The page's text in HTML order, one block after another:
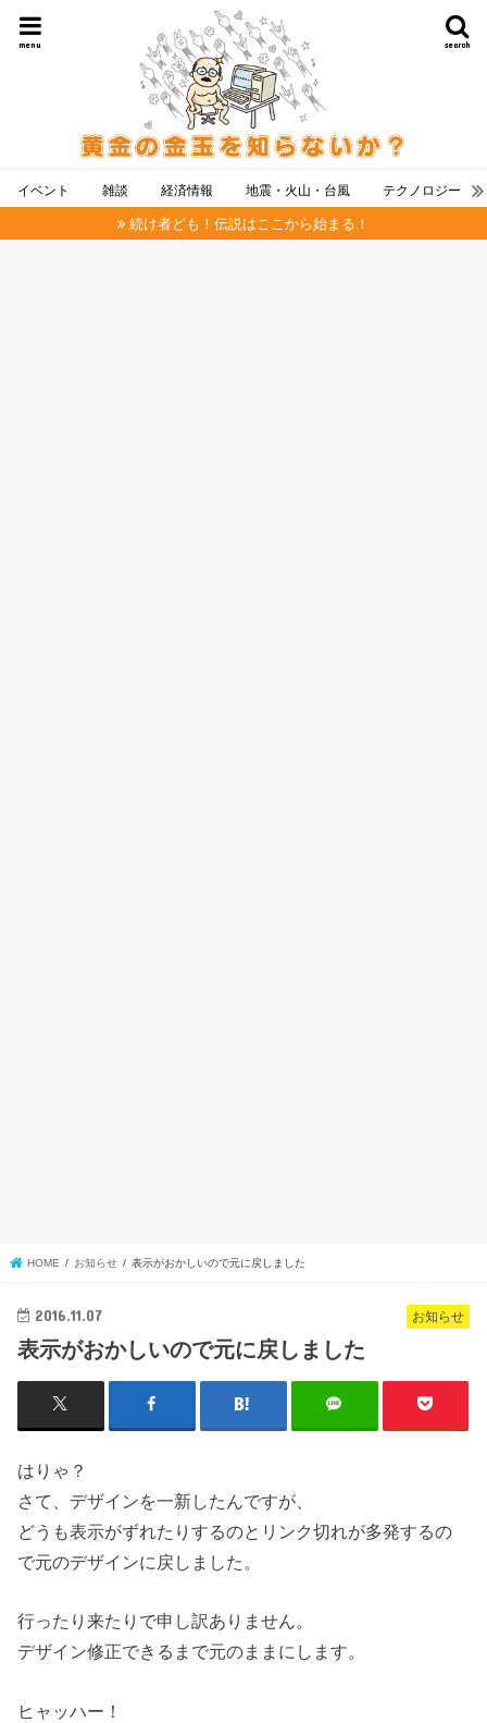
search
menu
イベント 雑談 経済情報 地震・火山・台風 テクノロジー
続け者ども！伝説はここから始まる！
HOME お知らせ 表示がおかしいので元に戻しました
お知らせ
2016.11.07
表示がおかしいので元に戻しました
はりゃ？
さて、デザインを一新したんですが、
どうも表示がずれたりするのとリンク切れが多発するの
で元のデザインに戻しました。
行ったり来たりで申し訳ありません。
デザイン修正できるまで元のままにします。
ヒャッハー！